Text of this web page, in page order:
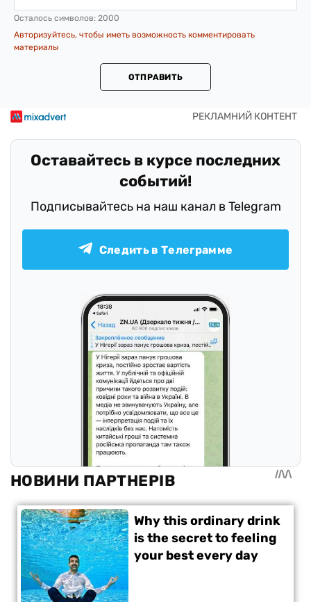
Осталось символов: 2000
Авторизуйтесь, чтобы иметь возможность комментировать
материалы
ОТПРАВИТЬ
Оставайтесь в курсе последних
событий!
Подписывайтесь на наш канал в Telegram
Следить в Телеграмме